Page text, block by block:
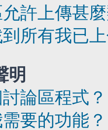
許上傳甚
所有我已
明
論區程式？
要的功能？